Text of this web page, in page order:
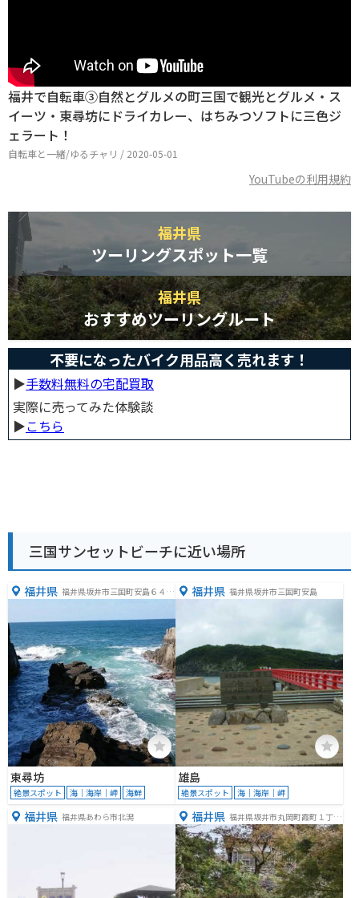
福井で自転車③自然とグルメの町三国で観光とグルメ・ス
イーツ・東尋坊にドライカレー、はちみつソフトに三色ジ
ェラート！
自転車と一緒/ゆるチャリ / 2020-05-01
YouTubeの利用規約
福井県
ツーリングスポット一覧
福井県
おすすめツーリングルート
不要になったバイク用品高く売れます！
▶︎手数料無料の宅配買取
実際に売ってみた体験談
▶︎こちら
三国サンセットビーチに近い場所
福井県 福井県坂井市三国町安島６４
東尋坊
絶景スポット 海｜海岸｜岬 海鮮
福井県 福井県坂井市三国町安島
雄島
絶景スポット 海｜海岸｜岬
福井県 福井県あわら市北潟 福井県 福井県坂井市丸岡町霞町１丁目
５９